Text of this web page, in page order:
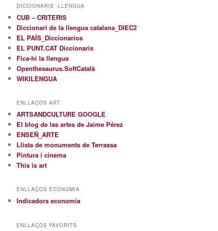
DICCIONARIS -LLENGUA
CUB – CRITERIS
Diccionari de la llengua catalana_DIEC2
EL PAÍS_Diccionarios
EL PUNT.CAT Diccionaris
Fica-hi la llengua
Openthesaurus.SoftCatalà
WIKILENGUA
ENLLAÇOS ART
ARTSANDCULTURE GOOGLE
El blog de las artes de Jaime Pérez
ENSEÑ_ARTE
Llista de monuments de Terrassa
Pintura i cinema
This is art
ENLLAÇOS ECONOMIA
Indicadors economia
ENLLAÇOS FAVORITS